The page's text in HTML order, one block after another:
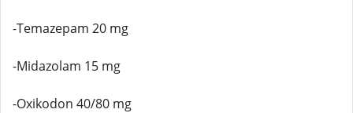
-Temazepam 20 mg
-Midazolam 15 mg
-Oxikodon 40/80 mg